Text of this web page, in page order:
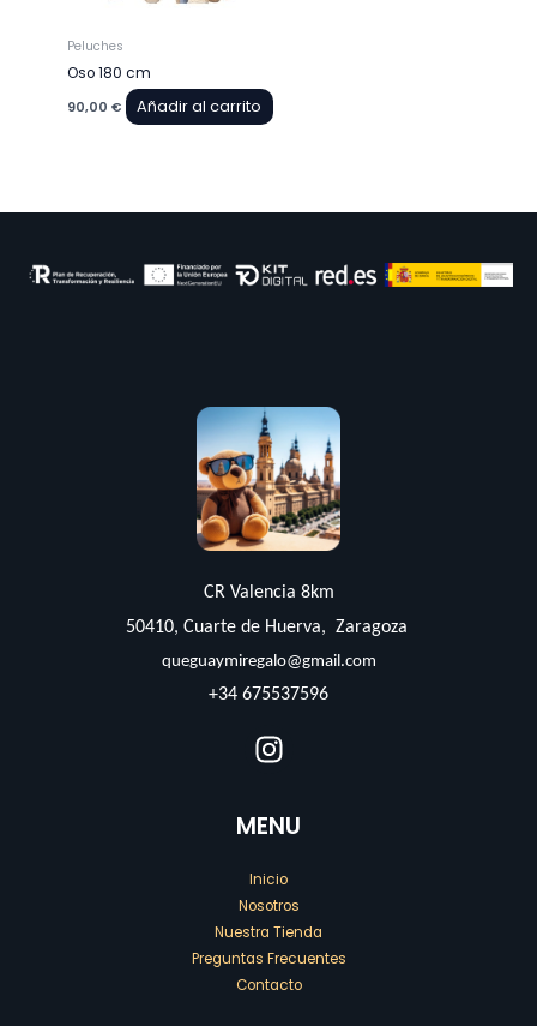
Peluches
Oso 180 cm
90,00 € Añadir al carrito
CR Valencia 8km
50410, Cuarte de Huerva, Zaragoza
queguaymiregalo@gmail.com
+34 675537596
MENU
Inicio
Nosotros
Nuestra Tienda
Preguntas Frecuentes
Contacto